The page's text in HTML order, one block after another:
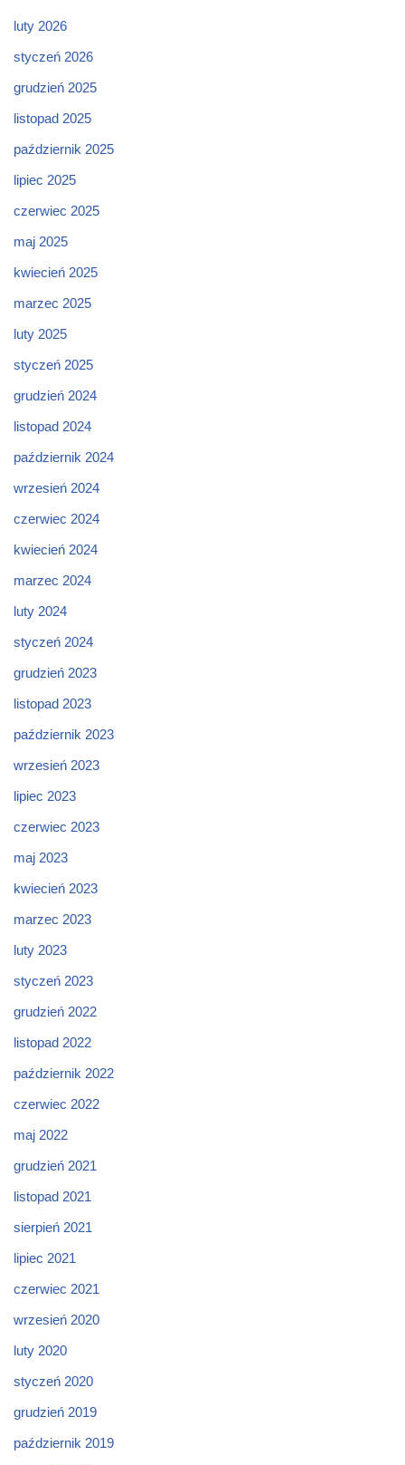
luty 2026
styczeń 2026
grudzień 2025
listopad 2025
październik 2025
lipiec 2025
czerwiec 2025
maj 2025
kwiecień 2025
marzec 2025
luty 2025
styczeń 2025
grudzień 2024
listopad 2024
październik 2024
wrzesień 2024
czerwiec 2024
kwiecień 2024
marzec 2024
luty 2024
styczeń 2024
grudzień 2023
listopad 2023
październik 2023
wrzesień 2023
lipiec 2023
czerwiec 2023
maj 2023
kwiecień 2023
marzec 2023
luty 2023
styczeń 2023
grudzień 2022
listopad 2022
październik 2022
czerwiec 2022
maj 2022
grudzień 2021
listopad 2021
sierpień 2021
lipiec 2021
czerwiec 2021
wrzesień 2020
luty 2020
styczeń 2020
grudzień 2019
październik 2019